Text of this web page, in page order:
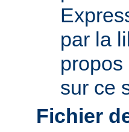
par la
sur ce
Fichier